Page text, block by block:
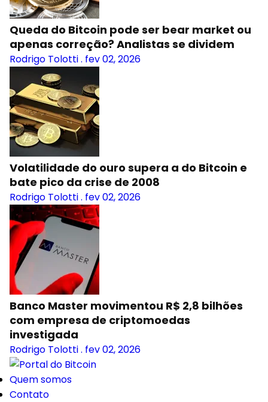
Queda do Bitcoin pode ser bear market ou
apenas correção? Analistas se dividem
Rodrigo Tolotti. fev 02, 2026
Volatilidade do ouro supera a do Bitcoin e
bate pico da crise de 2008
Rodrigo Tolotti. fev 02, 2026
Banco Master movimentou R$ 2,8 bilhões
com empresa de criptomoedas
investigada
Rodrigo Tolotti. fev 02, 2026
Quem somos
Contato